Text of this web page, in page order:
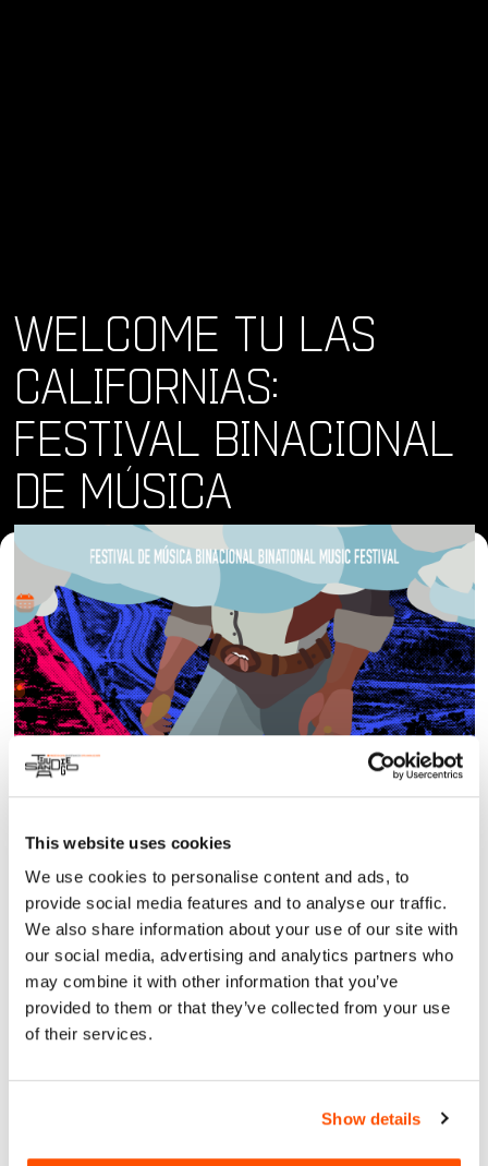
This website uses cookies
We use cookies to personalise content and ads, to
provide social media features and to analyse our traffic.
We also share information about your use of our site with
our social media, advertising and analytics partners who
may combine it with other information that you’ve
provided to them or that they’ve collected from your use
of their services.
Show details
WELCOME TU LAS
CALIFORNIAS:
FESTIVAL BINACIONAL
DE MÚSICA
Dónde y Cuándo
sáb 7 dic 2024 - sáb 14 dic 2024
Lugar
TJ: Río Pánuco 2271, Revolución, 22015 Tijuana, B.C.,
México SD: 2196 Logan Ave # A, San Diego, CA 92113,
Acerca
frontera más cruzada del mundo.
Nuestra región de Las Californias hace que nuestra música
no tenga límites. Nuestro objetivo es derretir las fronteras y
ser un puente a través de las divisiones.
7 de diciembre (Tijuana) , 14 de diciembre (San Diego)